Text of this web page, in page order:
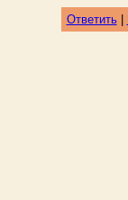
Ответить|